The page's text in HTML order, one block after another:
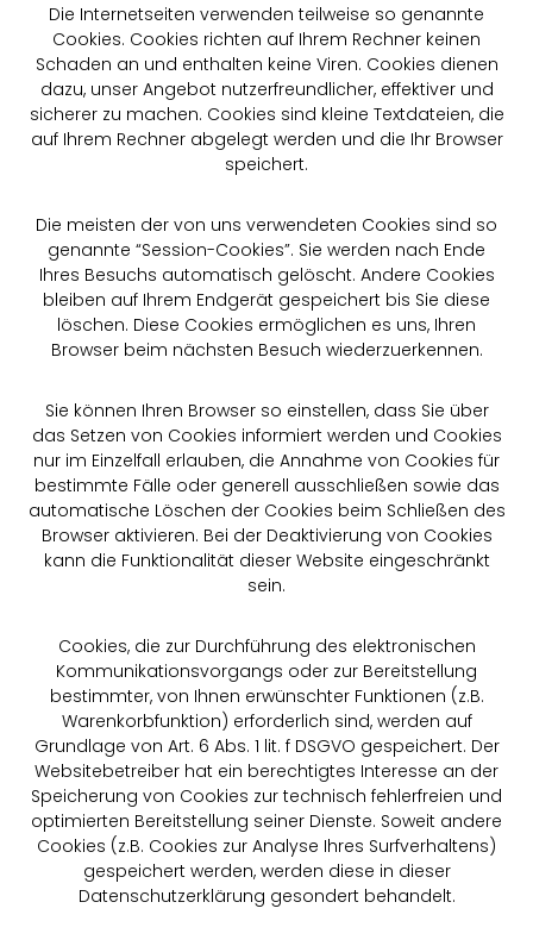
Die Internetseiten verwenden teilweise so genannte
Cookies. Cookies richten auf Ihrem Rechner keinen
Schaden an und enthalten keine Viren. Cookies dienen
dazu, unser Angebot nutzerfreundlicher, effektiver und
sicherer zu machen. Cookies sind kleine Textdateien, die
auf Ihrem Rechner abgelegt werden und die Ihr Browser
speichert.
Die meisten der von uns verwendeten Cookies sind so
genannte “Session-Cookies”. Sie werden nach Ende
Ihres Besuchs automatisch gelöscht. Andere Cookies
bleiben auf Ihrem Endgerät gespeichert bis Sie diese
löschen. Diese Cookies ermöglichen es uns, Ihren
Browser beim nächsten Besuch wiederzuerkennen.
Sie können Ihren Browser so einstellen, dass Sie über
das Setzen von Cookies informiert werden und Cookies
nur im Einzelfall erlauben, die Annahme von Cookies für
bestimmte Fälle oder generell ausschließen sowie das
automatische Löschen der Cookies beim Schließen des
Browser aktivieren. Bei der Deaktivierung von Cookies
kann die Funktionalität dieser Website eingeschränkt
sein.
Cookies, die zur Durchführung des elektronischen
Kommunikationsvorgangs oder zur Bereitstellung
bestimmter, von Ihnen erwünschter Funktionen (z.B.
Warenkorbfunktion) erforderlich sind, werden auf
Grundlage von Art. 6 Abs. 1 lit. f DSGVO gespeichert. Der
Websitebetreiber hat ein berechtigtes Interesse an der
Speicherung von Cookies zur technisch fehlerfreien und
optimierten Bereitstellung seiner Dienste. Soweit andere
Cookies (z.B. Cookies zur Analyse Ihres Surfverhaltens)
gespeichert werden, werden diese in dieser
Datenschutzerklärung gesondert behandelt.